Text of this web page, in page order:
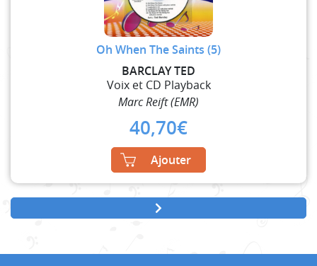
Oh When The Saints (5)
BARCLAY TED
Voix et CD Playback
Marc Reift (EMR)
40,70€
Ajouter